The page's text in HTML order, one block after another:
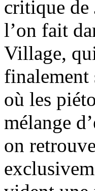
critique de
l’on fait
Village,
finalement
où les
mélange
on